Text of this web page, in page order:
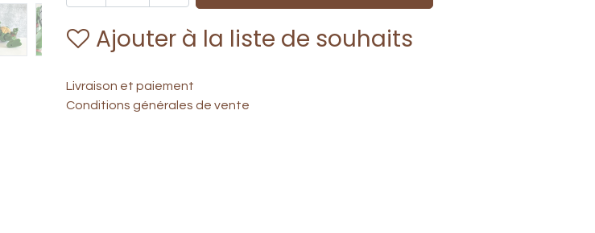
Ajouter à la liste de souhaits
Livraison et paiement
Conditions générales de vente